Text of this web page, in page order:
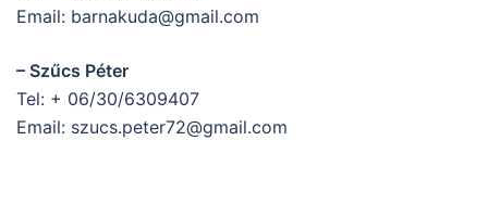
Email: barnakuda@gmail.com
– Szűcs Péter
Tel: + 06/30/6309407
Email: szucs.peter72@gmail.com